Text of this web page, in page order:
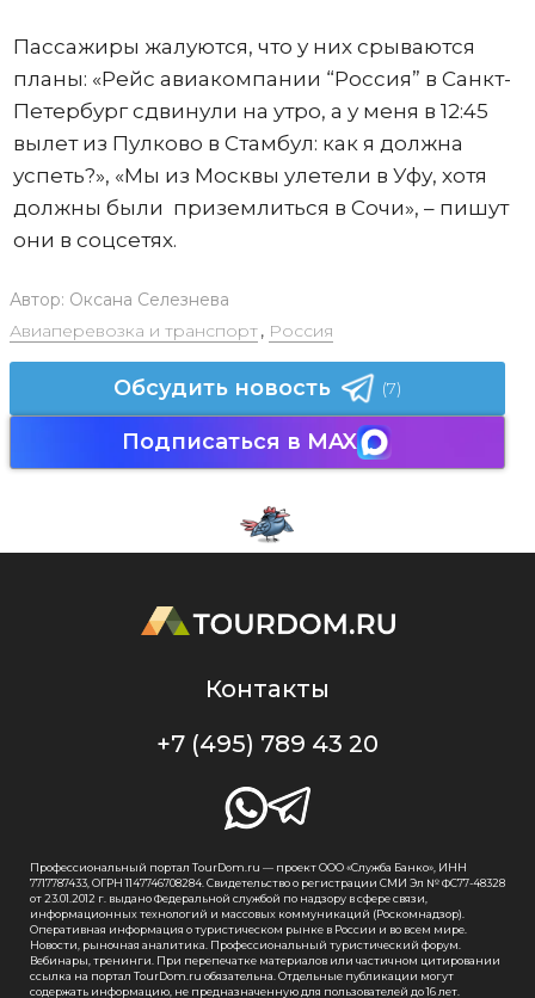
Пассажиры жалуются, что у них срываются
планы: «Рейс авиакомпании “Россия” в Санкт-
Петербург сдвинули на утро, а у меня в 12:45
вылет из Пулково в Стамбул: как я должна
успеть?», «Мы из Москвы улетели в Уфу, хотя
должны были приземлиться в Сочи», – пишут
они в соцсетях.
Автор: Оксана Селезнева
Авиаперевозка и транспорт, Россия
Обсудить новость (7)
Подписаться в MAX
Контакты
+7 (495) 789 43 20
Профессиональный портал TourDom.ru — проект ООО «Служба Банко», ИНН
7717787433, ОГРН 1147746708284. Свидетельство о регистрации СМИ Эл № ФС77-48328
от 23.01.2012 г. выдано Федеральной службой по надзору в сфере связи,
информационных технологий и массовых коммуникаций (Роскомнадзор).
Оперативная информация о туристическом рынке в России и во всем мире.
Новости, рыночная аналитика. Профессиональный туристический форум.
Вебинары, тренинги. При перепечатке материалов или частичном цитировании
ссылка на портал TourDom.ru обязательна. Отдельные публикации могут
содержать информацию, не предназначенную для пользователей до 16 лет.